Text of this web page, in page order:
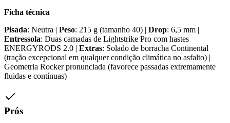
Ficha técnica
Pisada: Neutra | Peso: 215 g (tamanho 40) | Drop: 6,5 mm |
Entressola: Duas camadas de Lightstrike Pro com hastes
ENERGYRODS 2.0 | Extras: Solado de borracha Continental
(tração excepcional em qualquer condição climática no asfalto) |
Geometria Rocker pronunciada (favorece passadas extremamente
fluidas e contínuas)
Prós